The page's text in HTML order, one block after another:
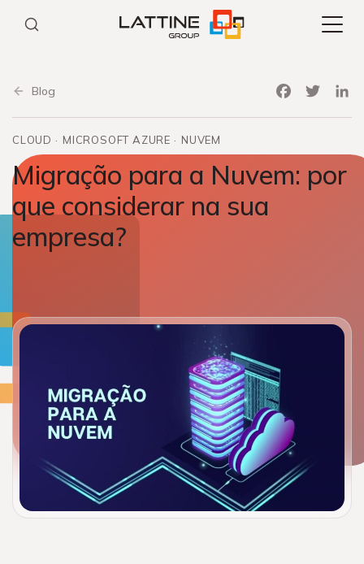
Blog
FacebookTwitter
CLOUD MICROSOFT AZURE NUVEM
Migração para a Nuvem: por
que considerar na sua
empresa?